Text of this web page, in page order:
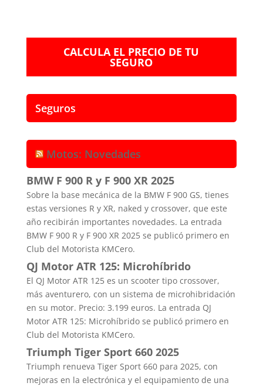
CALCULA EL PRECIO DE TU
SEGURO
Seguros
Motos: Novedades
BMW F 900 R y F 900 XR 2025
Sobre la base mecánica de la BMW F 900 GS, tienes
estas versiones R y XR, naked y crossover, que este
año recibirán importantes novedades. La entrada
BMW F 900 R y F 900 XR 2025 se publicó primero en
Club del Motorista KMCero.
QJ Motor ATR 125: Microhíbrido
El QJ Motor ATR 125 es un scooter tipo crossover,
más aventurero, con un sistema de microhibridación
en su motor. Precio: 3.199 euros. La entrada QJ
Motor ATR 125: Microhíbrido se publicó primero en
Club del Motorista KMCero.
Triumph Tiger Sport 660 2025
Triumph renueva Tiger Sport 660 para 2025, con
mejoras en la electrónica y el equipamiento de una